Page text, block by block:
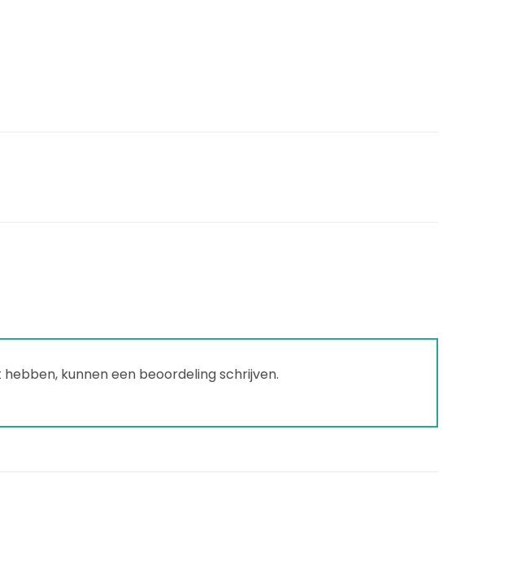
kunnen een beoordeling schrijven.